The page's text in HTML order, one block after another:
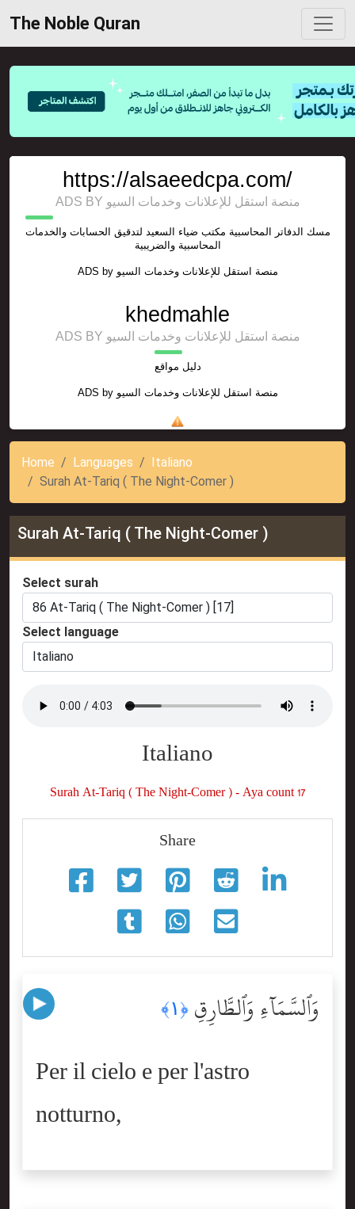
The Noble Quran
https://alsaeedcpa.com/
ADS BY منصة استقل للإعلانات وخدمات السيو
مسك الدفاتر المحاسبية مكتب ضياء السعيد لتدقيق الحسابات والخدمات
المحاسبية والضريبية
ADS by منصة استقل للإعلانات وخدمات السيو
khedmahle
ADS BY منصة استقل للإعلانات وخدمات السيو
دليل مواقع
ADS by منصة استقل للإعلانات وخدمات السيو
Home Languages
Italiano
Surah At-Tariq ( The Night-Comer )
Surah At-Tariq ( The Night-Comer )
Select surah
Select language
Italiano
Surah At-Tariq ( The Night-Comer ) - Aya count 17
Share
وَٱلسَّمَآءِ وَٱلطَّارِقِ ﴿١﴾
Per il cielo e per l'astro
notturno,